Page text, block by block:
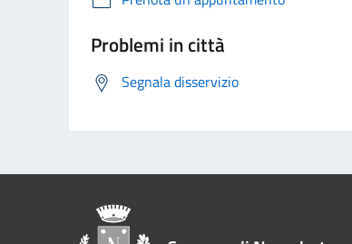
Problemi in città
Segnala disservizio